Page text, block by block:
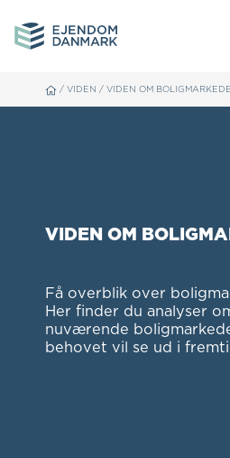
/ VIDEN / VIDEN OM
VIDEN OM
Få overblik over
Her finder du analyser
nuværende
behovet vil se ud i